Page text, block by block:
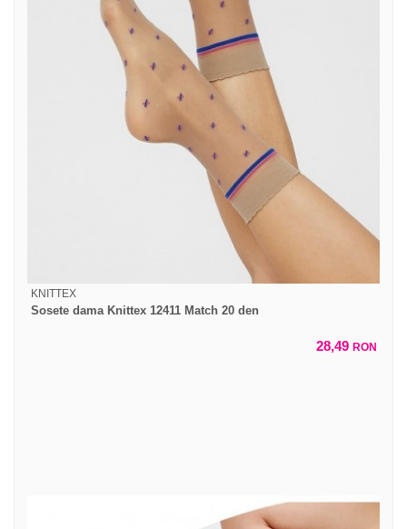
KNITTEX
Sosete dama Knittex 12411 Match 20 den
28,49 RON